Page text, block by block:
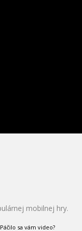
mobilnej hry.
Páčilo sa vám video?